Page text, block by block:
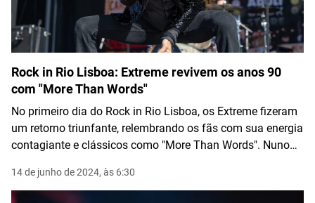
Rock in Rio Lisboa: Extreme revivem os anos 90
com "More Than Words"
No primeiro dia do Rock in Rio Lisboa, os Extreme fizeram
um retorno triunfante, relembrando os fãs com sua energia
contagiante e clássicos como "More Than Words". Nuno
o hino nacional, demonstrando sua conexão especial com
Portugal.
14 de junho de 2024, às 6:30